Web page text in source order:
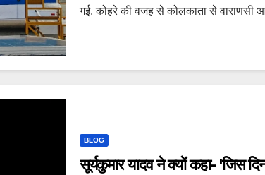
Shift lclam
गई. कोहरे की वजह से कोलकाता से वाराणसी
BLOG
सूर्यकुमार यादव ने क्यों कहा- 'जिस